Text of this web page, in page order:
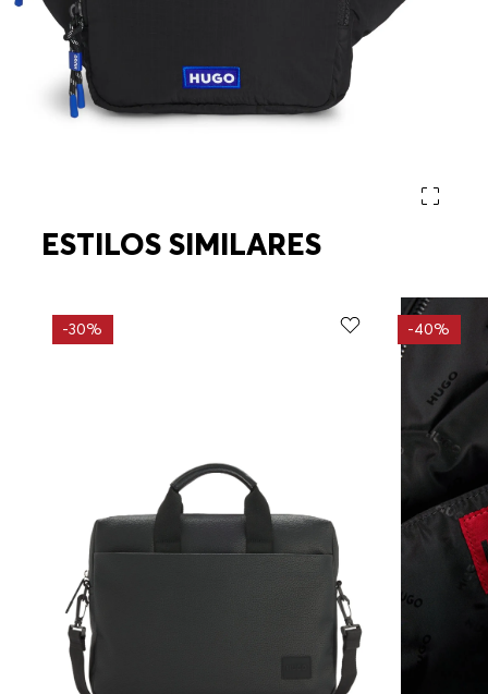
ESTILOS SIMILARES
-30% -40%